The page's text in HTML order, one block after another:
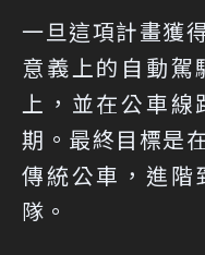
一旦這項計畫獲
意義上的自動駕
上，並在公車線
期。最終目標是
傳統公車，進階
隊。